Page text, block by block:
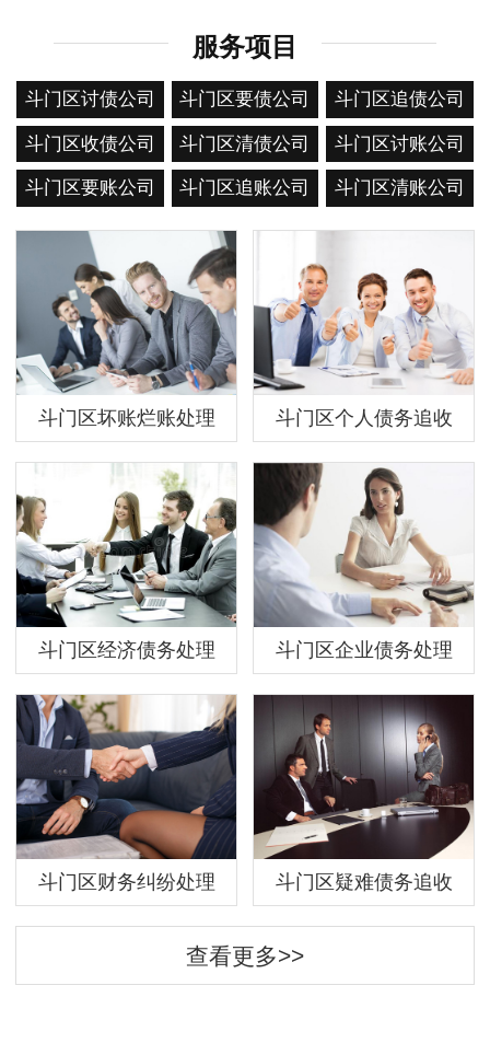
服务项目
斗门区讨债公司 斗门区要债公司 斗门区追债公司
斗门区收债公司 斗门区清债公司 斗门区讨账公司
斗门区要账公司 斗门区追账公司 斗门区清账公司
斗门区坏账烂账处理 斗门区个人债务追收
斗门区经济债务处理 斗门区企业债务处理
斗门区财务纠纷处理 斗门区疑难债务追收
查看更多>>